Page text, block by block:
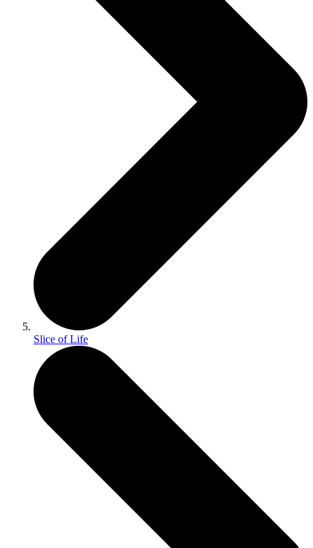
Slice of Life